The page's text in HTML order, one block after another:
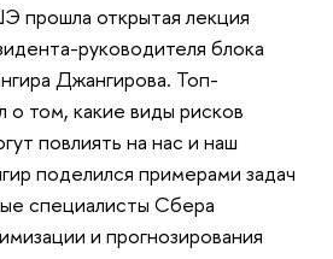
прошла открытая лекция
руководителя блока
Джангирова. Топ-
о том, какие виды рисков
повлиять на нас и наш
поделился примерами задач
специалисты Сбера
и прогнозирования